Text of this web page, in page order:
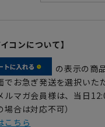
コンについて】
の表示の商
でお急ぎ発送を選択いた
ルマガ会員様は、当日
場合は対応不可）
こちら